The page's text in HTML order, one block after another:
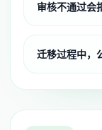
审核不通过会
迁移过程中，